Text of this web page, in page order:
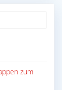
zum